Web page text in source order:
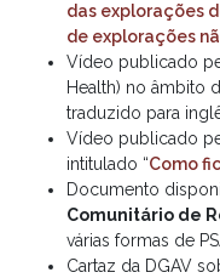
das explorações
de explorações
Vídeo publicado
Health) no âmbito
traduzido para
Vídeo publicado
intitulado “Como
Documento
Comunitário de
várias formas de
Cartaz da DGAV